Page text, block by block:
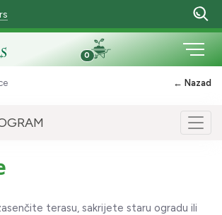
0
← Nazad
terasu, sakrijete staru ogradu ili